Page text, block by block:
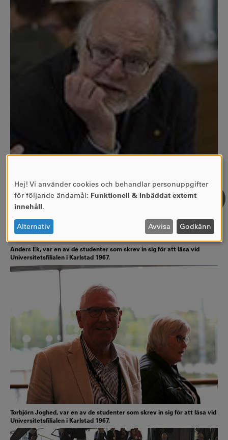
Anders Ek, var en av de studenter som skrev in sig för att läsa vid
Universitetsfilialen i Karlstad 1967.
Torbjörn Joghed, var en av de studenter som skrev in sig för att läsa vid
Universitetsfilialen i Karlstad 1967.
ANVÄNDNING
AV
OCH
COOKIES
Hej! Vi använder cookies och behandlar personuppgifter
för följande ändamål: Funktionell & Inbäddat externt
innehåll.
Alternativ Avvisa Godkänn